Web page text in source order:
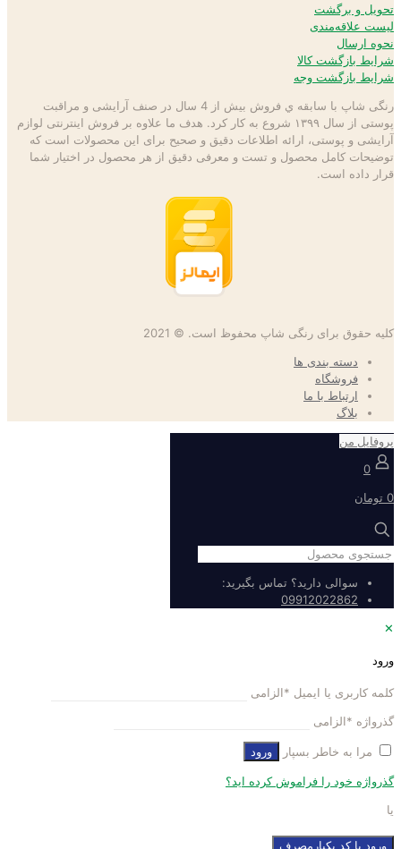
تحویل و برگشت
لیست علاقه‌مندی
نحوه ارسال
شرایط بازگشت کالا
شرایط بازگشت وجه
رنگی شاپ با سابقه ي فروش بیش از 4 سال در صنف آرایشی و مراقبت
پوستی از سال ۱۳۹۹ شروع به كار كرد. هدف ما علاوه بر فروش اینترنتی لوازم
آرایشی و پوستی، ارائه اطلاعات دقیق و صحیح برای این محصولات است كه
توضيحات كامل محصول و تست و معرفی دقیق از هر محصول در اختيار شما
قرار داده است.
کلیه حقوق برای رنگی شاپ محفوظ است. © 2021
دسته بندی ها
فروشگاه
ارتباط با ما
بلاگ
پروفایل من
0
0 تومان
سوالی دارید؟ تماس بگیرید:
09912022862
✕
ورود
کلمه کاربری یا ایمیل *الزامی
گذرواژه *الزامی
مرا به خاطر بسپار ورود
گذرواژه خود را فراموش کرده اید؟
یا
ورود با کد یکبارمصرف